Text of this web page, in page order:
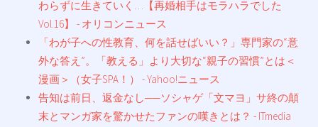
わらずに生きていく…【再婚相手はモラハラでした
Vol.16】 - オリコンニュース
「わが子への性教育、何を話せばいい？」専門家の“意
外な答え”。「教える」より大切な“親子の習慣”とは＜
漫画＞（女子SPA！） - Yahoo!ニュース
告知は前日、返金なし──ソシャゲ「文マヨ」サ終の顛
末とマンガ家を驚かせたファンの嘆きとは？ - ITmedia